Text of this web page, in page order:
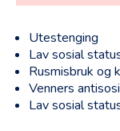
Utestenging
Lav sosial
Rusmisbruk og
Venners
Lav sosial